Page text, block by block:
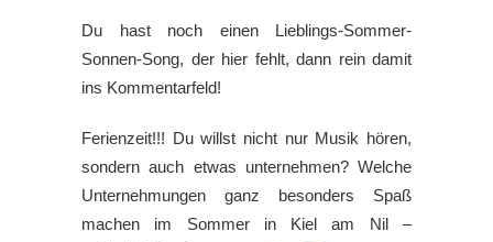
Du hast noch einen Lieblings-Sommer-
Sonnen-Song, der hier fehlt, dann rein damit
ins Kommentarfeld!
Ferienzeit!!! Du willst nicht nur Musik hören,
sondern auch etwas unternehmen? Welche
Unternehmungen ganz besonders Spaß
machen im Sommer in Kiel am Nil –